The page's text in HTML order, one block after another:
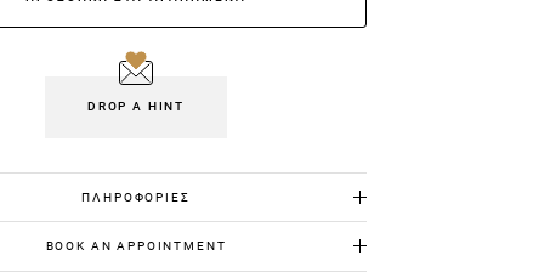
DROP A HINT
ΠΛΗΡΟΦΟΡΙΕΣ
BOOK AN APPOINTMENT